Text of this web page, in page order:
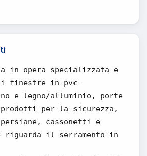
in opera specializzata e
finestre in pvc-
e legno/alluminio, porte
per la sicurezza,
cassonetti e
il serramento in